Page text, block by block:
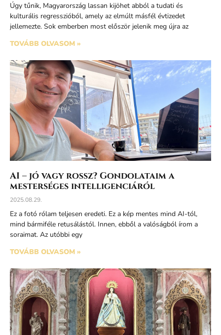
Úgy tűnik, Magyarország lassan kijöhet abból a tudati és
kulturális regresszióból, amely az elmúlt másfél évtizedet
jellemezte. Sok emberben most először jelenik meg újra az
TOVÁBB OLVASOM »
AI – jó vagy rossz? Gondolataim a
mesterséges intelligenciáról
2025.08.29.
Ez a fotó rólam teljesen eredeti. Ez a kép mentes mind AI-tól,
mind bármiféle retusálástól. Innen, ebből a valóságból írom a
soraimat. Az utóbbi egy
TOVÁBB OLVASOM »